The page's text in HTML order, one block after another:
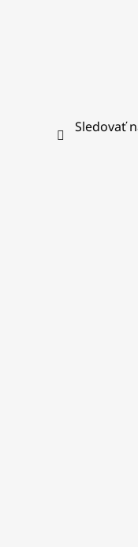
Sledovať